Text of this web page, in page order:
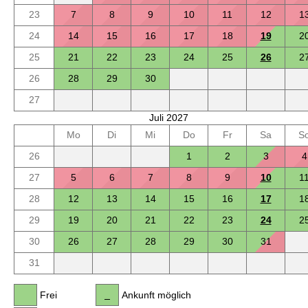
23
7 8 9 10 11 12
24
14 15 16 17 18 19
25
21 22 23 24 25 26
26
28 29
30
27
Juli 2027
Mo
Di Mi Do Fr Sa
26
1 2 3
4
27
5 6 7 8 9 10
11
28
12 13 14 15 16 17
29
19 20 21 22 23 24
30
26 27 28 29 30
31
31
Frei Ankunft möglich